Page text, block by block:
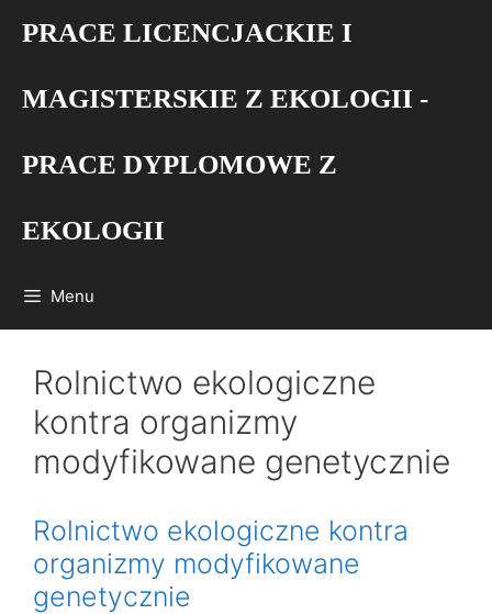
PRACE LICENCJACKIE I
MAGISTERSKIE Z EKOLOGII -
PRACE DYPLOMOWE Z
EKOLOGII
Menu
Rolnictwo ekologiczne
kontra organizmy
modyfikowane genetycznie
Rolnictwo ekologiczne kontra
organizmy modyfikowane
genetycznie